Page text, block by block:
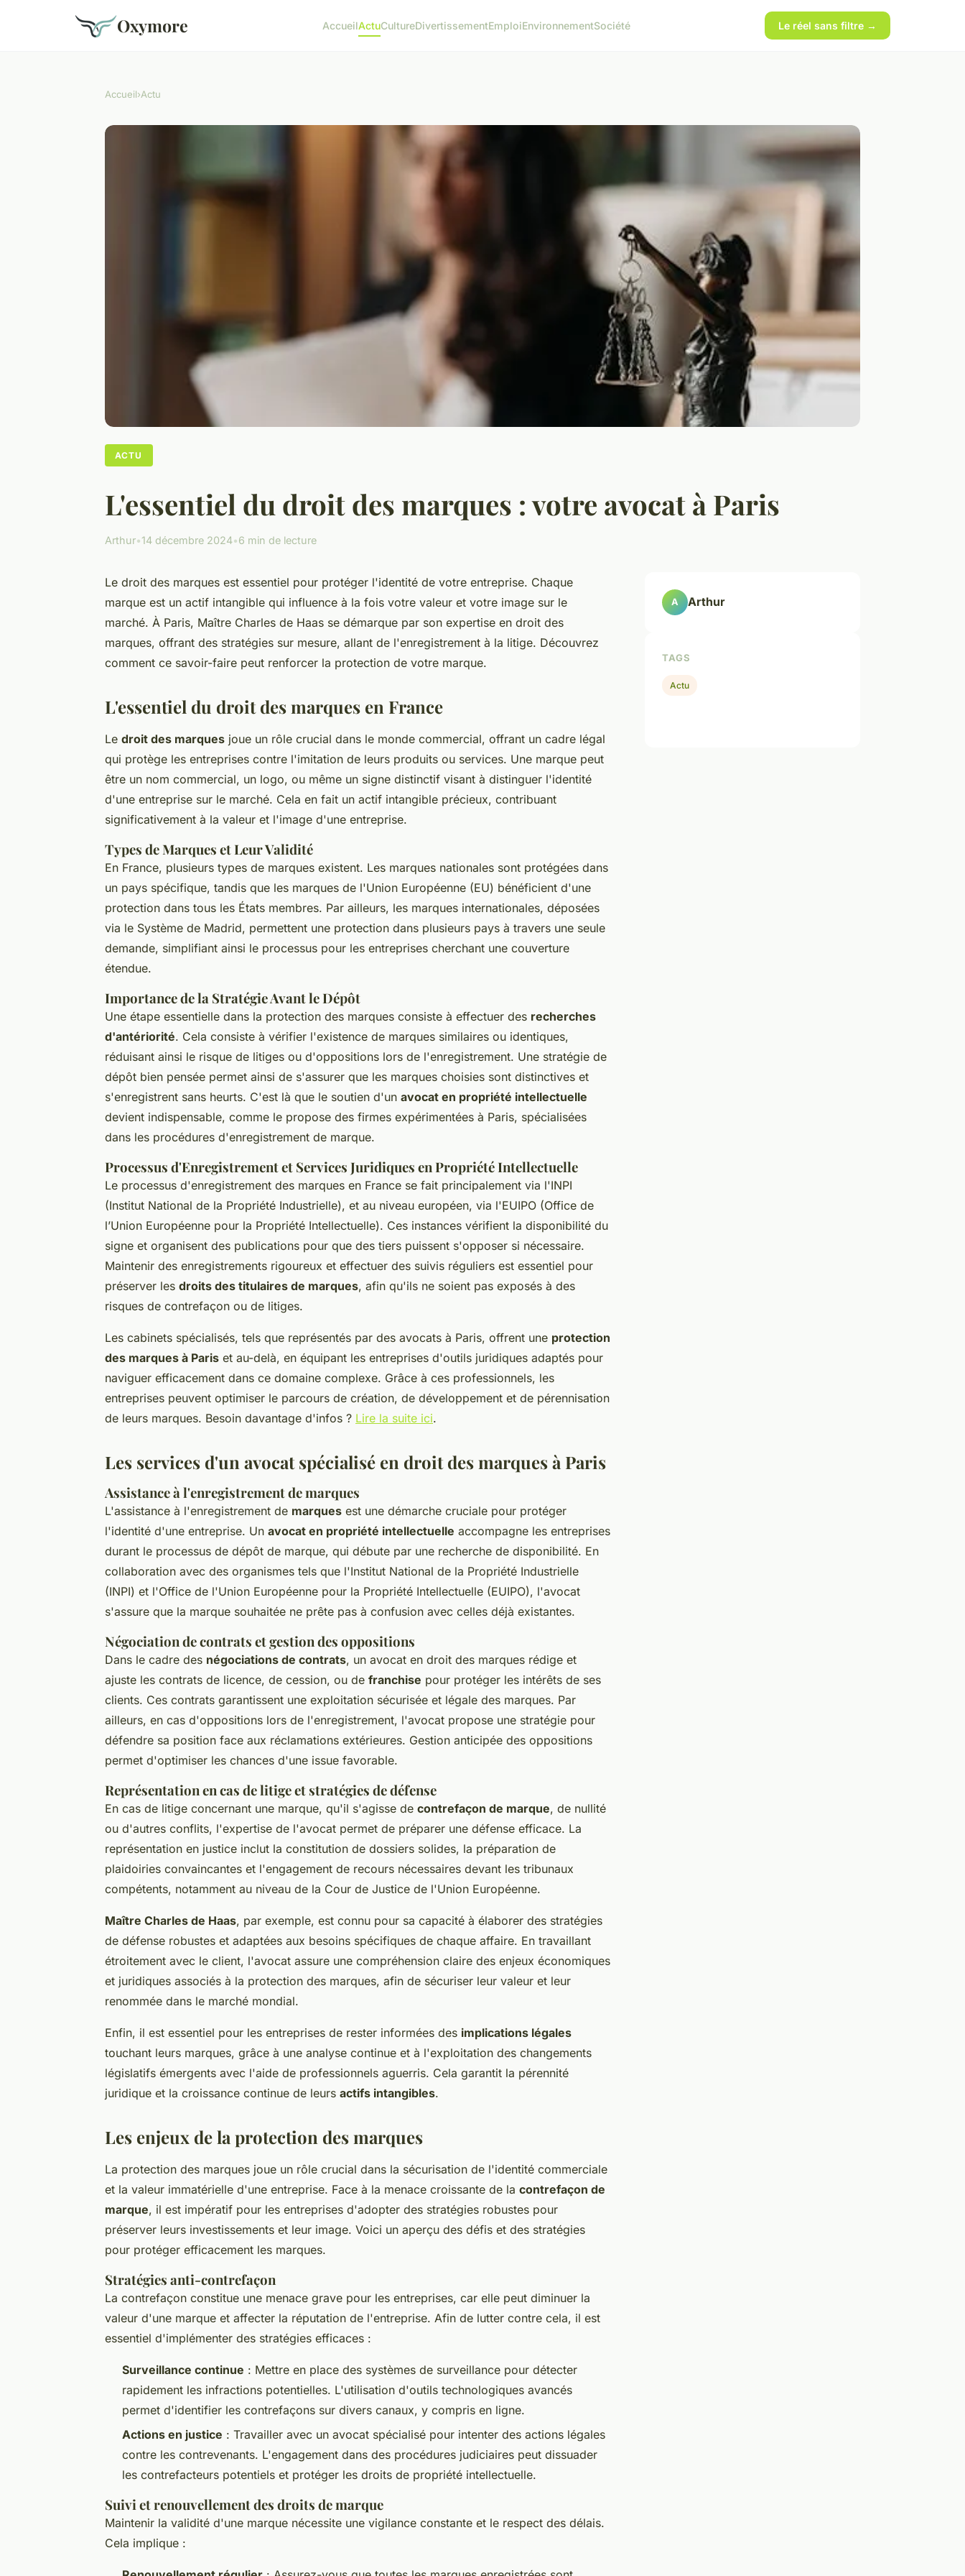
Oxymore AccueilActuCultureDivertissementEmploiEnvironnementSociété Le réel sans filtre →
Accueil›Actu
ACTU
L'essentiel du droit des marques : votre avocat à Paris
Arthur•14 décembre 2024•6 min de lecture
Le droit des marques est essentiel pour protéger l'identité de votre entreprise. Chaque
marque est un actif intangible qui influence à la fois votre valeur et votre image sur le
marché. À Paris, Maître Charles de Haas se démarque par son expertise en droit des
marques, offrant des stratégies sur mesure, allant de l'enregistrement à la litige. Découvrez
comment ce savoir-faire peut renforcer la protection de votre marque.
L'essentiel du droit des marques en France
Le droit des marques joue un rôle crucial dans le monde commercial, offrant un cadre légal
qui protège les entreprises contre l'imitation de leurs produits ou services. Une marque peut
être un nom commercial, un logo, ou même un signe distinctif visant à distinguer l'identité
d'une entreprise sur le marché. Cela en fait un actif intangible précieux, contribuant
significativement à la valeur et l'image d'une entreprise.
Types de Marques et Leur Validité
En France, plusieurs types de marques existent. Les marques nationales sont protégées dans
un pays spécifique, tandis que les marques de l'Union Européenne (EU) bénéficient d'une
protection dans tous les États membres. Par ailleurs, les marques internationales, déposées
via le Système de Madrid, permettent une protection dans plusieurs pays à travers une seule
demande, simplifiant ainsi le processus pour les entreprises cherchant une couverture
étendue.
Importance de la Stratégie Avant le Dépôt
Une étape essentielle dans la protection des marques consiste à effectuer des recherches
d'antériorité. Cela consiste à vérifier l'existence de marques similaires ou identiques,
réduisant ainsi le risque de litiges ou d'oppositions lors de l'enregistrement. Une stratégie de
dépôt bien pensée permet ainsi de s'assurer que les marques choisies sont distinctives et
s'enregistrent sans heurts. C'est là que le soutien d'un avocat en propriété intellectuelle
devient indispensable, comme le propose des firmes expérimentées à Paris, spécialisées
dans les procédures d'enregistrement de marque.
Processus d'Enregistrement et Services Juridiques en Propriété Intellectuelle
Le processus d'enregistrement des marques en France se fait principalement via l'INPI
(Institut National de la Propriété Industrielle), et au niveau européen, via l'EUIPO (Office de
l’Union Européenne pour la Propriété Intellectuelle). Ces instances vérifient la disponibilité du
signe et organisent des publications pour que des tiers puissent s'opposer si nécessaire.
Maintenir des enregistrements rigoureux et effectuer des suivis réguliers est essentiel pour
préserver les droits des titulaires de marques, afin qu'ils ne soient pas exposés à des
risques de contrefaçon ou de litiges.
Les cabinets spécialisés, tels que représentés par des avocats à Paris, offrent une protection
des marques à Paris et au-delà, en équipant les entreprises d'outils juridiques adaptés pour
naviguer efficacement dans ce domaine complexe. Grâce à ces professionnels, les
entreprises peuvent optimiser le parcours de création, de développement et de pérennisation
de leurs marques. Besoin davantage d'infos ? Lire la suite ici.
Les services d'un avocat spécialisé en droit des marques à Paris
Assistance à l'enregistrement de marques
L'assistance à l'enregistrement de marques est une démarche cruciale pour protéger
l'identité d'une entreprise. Un avocat en propriété intellectuelle accompagne les entreprises
durant le processus de dépôt de marque, qui débute par une recherche de disponibilité. En
collaboration avec des organismes tels que l'Institut National de la Propriété Industrielle
(INPI) et l'Office de l'Union Européenne pour la Propriété Intellectuelle (EUIPO), l'avocat
s'assure que la marque souhaitée ne prête pas à confusion avec celles déjà existantes.
Négociation de contrats et gestion des oppositions
Dans le cadre des négociations de contrats, un avocat en droit des marques rédige et
ajuste les contrats de licence, de cession, ou de franchise pour protéger les intérêts de ses
clients. Ces contrats garantissent une exploitation sécurisée et légale des marques. Par
ailleurs, en cas d'oppositions lors de l'enregistrement, l'avocat propose une stratégie pour
défendre sa position face aux réclamations extérieures. Gestion anticipée des oppositions
permet d'optimiser les chances d'une issue favorable.
Représentation en cas de litige et stratégies de défense
En cas de litige concernant une marque, qu'il s'agisse de contrefaçon de marque, de nullité
ou d'autres conflits, l'expertise de l'avocat permet de préparer une défense efficace. La
représentation en justice inclut la constitution de dossiers solides, la préparation de
plaidoiries convaincantes et l'engagement de recours nécessaires devant les tribunaux
compétents, notamment au niveau de la Cour de Justice de l'Union Européenne.
Maître Charles de Haas, par exemple, est connu pour sa capacité à élaborer des stratégies
de défense robustes et adaptées aux besoins spécifiques de chaque affaire. En travaillant
étroitement avec le client, l'avocat assure une compréhension claire des enjeux économiques
et juridiques associés à la protection des marques, afin de sécuriser leur valeur et leur
renommée dans le marché mondial.
Enfin, il est essentiel pour les entreprises de rester informées des implications légales
touchant leurs marques, grâce à une analyse continue et à l'exploitation des changements
législatifs émergents avec l'aide de professionnels aguerris. Cela garantit la pérennité
juridique et la croissance continue de leurs actifs intangibles.
Les enjeux de la protection des marques
La protection des marques joue un rôle crucial dans la sécurisation de l'identité commerciale
et la valeur immatérielle d'une entreprise. Face à la menace croissante de la contrefaçon de
marque, il est impératif pour les entreprises d'adopter des stratégies robustes pour
préserver leurs investissements et leur image. Voici un aperçu des défis et des stratégies
pour protéger efficacement les marques.
Stratégies anti-contrefaçon
La contrefaçon constitue une menace grave pour les entreprises, car elle peut diminuer la
valeur d'une marque et affecter la réputation de l'entreprise. Afin de lutter contre cela, il est
essentiel d'implémenter des stratégies efficaces :
Surveillance continue : Mettre en place des systèmes de surveillance pour détecter
rapidement les infractions potentielles. L'utilisation d'outils technologiques avancés
permet d'identifier les contrefaçons sur divers canaux, y compris en ligne.
Actions en justice : Travailler avec un avocat spécialisé pour intenter des actions légales
contre les contrevenants. L'engagement dans des procédures judiciaires peut dissuader
les contrefacteurs potentiels et protéger les droits de propriété intellectuelle.
Suivi et renouvellement des droits de marque
Maintenir la validité d'une marque nécessite une vigilance constante et le respect des délais.
Cela implique :
A Arthur
TAGS
Actu